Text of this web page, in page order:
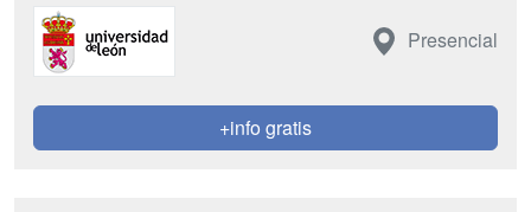
Presencial
+info gratis